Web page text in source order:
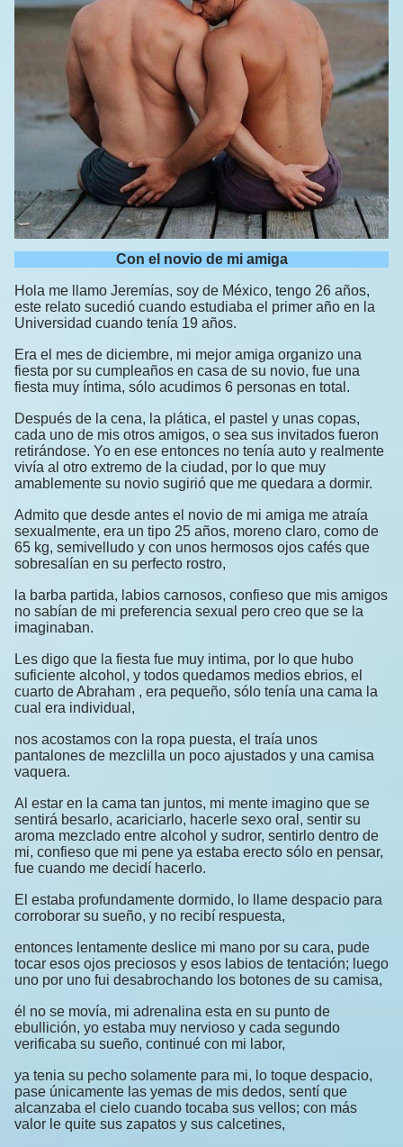
Con el novio de mi amiga
Hola me llamo Jeremías, soy de México, tengo 26 años,
este relato sucedió cuando estudiaba el primer año en la
Universidad cuando tenía 19 años.
Era el mes de diciembre, mi mejor amiga organizo una
fiesta por su cumpleaños en casa de su novio, fue una
fiesta muy íntima, sólo acudimos 6 personas en total.
Después de la cena, la plática, el pastel y unas copas,
cada uno de mis otros amigos, o sea sus invitados fueron
retirándose. Yo en ese entonces no tenía auto y realmente
vivía al otro extremo de la ciudad, por lo que muy
amablemente su novio sugirió que me quedara a dormir.
Admito que desde antes el novio de mi amiga me atraía
sexualmente, era un tipo 25 años, moreno claro, como de
65 kg, semivelludo y con unos hermosos ojos cafés que
sobresalían en su perfecto rostro,
la barba partida, labios carnosos, confieso que mis amigos
no sabían de mi preferencia sexual pero creo que se la
imaginaban.
Les digo que la fiesta fue muy intima, por lo que hubo
suficiente alcohol, y todos quedamos medios ebrios, el
cuarto de Abraham , era pequeño, sólo tenía una cama la
cual era individual,
nos acostamos con la ropa puesta, el traía unos
pantalones de mezclilla un poco ajustados y una camisa
vaquera.
Al estar en la cama tan juntos, mi mente imagino que se
sentirá besarlo, acariciarlo, hacerle sexo oral, sentir su
aroma mezclado entre alcohol y sudror, sentirlo dentro de
mi, confieso que mi pene ya estaba erecto sólo en pensar,
fue cuando me decidí hacerlo.
El estaba profundamente dormido, lo llame despacio para
corroborar su sueño, y no recibí respuesta,
entonces lentamente deslice mi mano por su cara, pude
tocar esos ojos preciosos y esos labios de tentación; luego
uno por uno fui desabrochando los botones de su camisa,
él no se movía, mi adrenalina esta en su punto de
ebullición, yo estaba muy nervioso y cada segundo
verificaba su sueño, continué con mi labor,
ya tenia su pecho solamente para mi, lo toque despacio,
pase únicamente las yemas de mis dedos, sentí que
alcanzaba el cielo cuando tocaba sus vellos; con más
valor le quite sus zapatos y sus calcetines,